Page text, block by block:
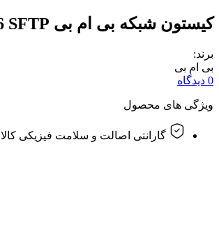
کیستون شبکه بی ام بی CAT6 SFTP
برند:
بی ام بی
0 دیدگاه
ویژگی های محصول
گارانتی اصالت و سلامت فیزیکی کالا